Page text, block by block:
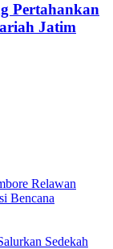
Pertahankan
Jatim
Relawan
Bencana
Sedekah